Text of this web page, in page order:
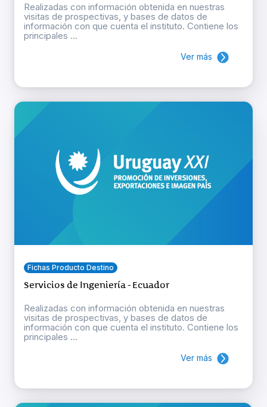
Realizadas con información obtenida en nuestras
visitas de prospectivas, y bases de datos de
información con que cuenta el instituto. Contiene los
principales ...
Ver más
Fichas Producto Destino
Servicios de Ingeniería - Ecuador
Realizadas con información obtenida en nuestras
visitas de prospectivas, y bases de datos de
información con que cuenta el instituto. Contiene los
principales ...
Ver más